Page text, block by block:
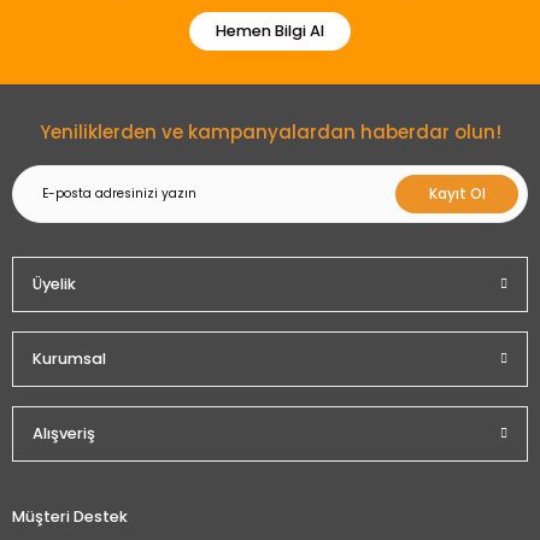
Hemen Bilgi Al
Yeniliklerden ve kampanyalardan haberdar olun!
Kayıt Ol
Üyelik
Kurumsal
Alışveriş
Müşteri Destek